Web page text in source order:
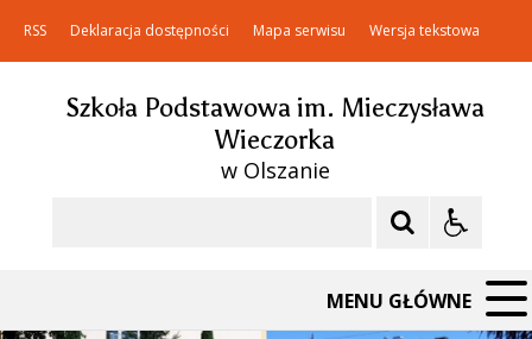
RSS Deklaracja dostępności Mapa serwisu Wersja tekstowa
Szkoła Podstawowa im. Mieczysława
Wieczorka
w Olszanie
MENU GŁÓWNE